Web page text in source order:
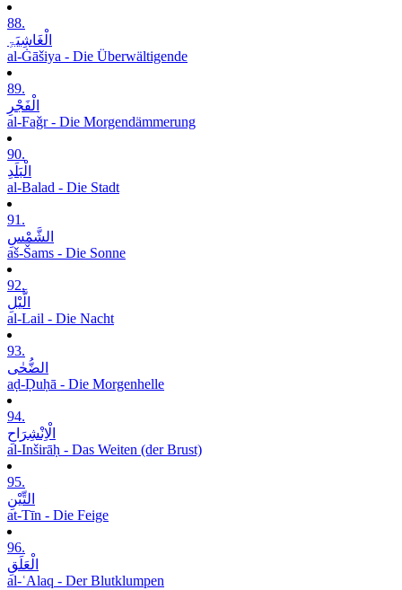
88.
الْغَاشِیَۃِ
al-Ġāšiya - Die Überwältigende
89.
الْفَجْرِ
al-Faǧr - Die Morgendämmerung
90.
الْبَلَدِ
al-Balad - Die Stadt
91.
الشَّمْسِ
aš-Šams - Die Sonne
92.
الَّیْلِ
al-Lail - Die Nacht
93.
الضُّحٰی
aḍ-Ḍuḥā - Die Morgenhelle
94.
الْاِنْشِرَاحِ
al-Inširāḥ - Das Weiten (der Brust)
95.
التِّیْنِ
at-Tīn - Die Feige
96.
الْعَلَقِ
al-ʿAlaq - Der Blutklumpen